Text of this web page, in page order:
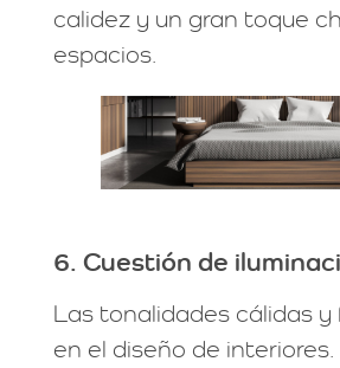
calidez y un gran toque
espacios.
6. Cuestión de
Las tonalidades cálidas y
en el diseño de interiores.